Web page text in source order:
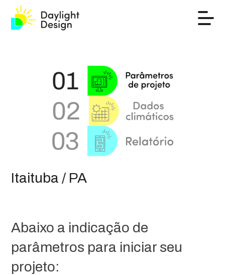
Itaituba / PA
Abaixo a indicação de
parâmetros para iniciar seu
projeto: